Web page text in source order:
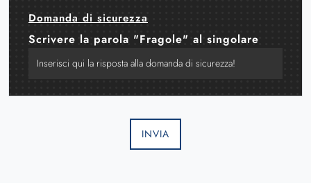
Domanda di sicurezza
Scrivere la parola "Fragole" al singolare
INVIA